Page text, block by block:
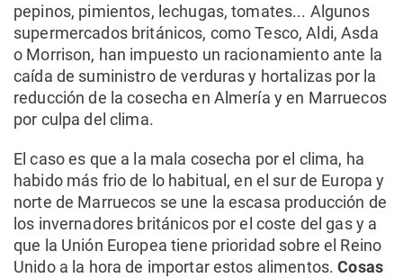
pepinos, pimientos, lechugas, tomates... Algunos
supermercados británicos, como Tesco, Aldi, Asda
o Morrison, han impuesto un racionamiento ante la
caída de suministro de verduras y hortalizas por la
reducción de la cosecha en Almería y en Marruecos
por culpa del clima.
El caso es que a la mala cosecha por el clima, ha
habido más frio de lo habitual, en el sur de Europa y
norte de Marruecos se une la escasa producción de
los invernadores británicos por el coste del gas y a
que la Unión Europea tiene prioridad sobre el Reino
Unido a la hora de importar estos alimentos.Cosas